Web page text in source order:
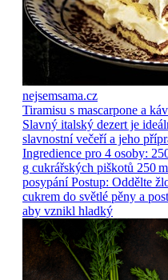
nejsemsama.cz
Tiramisu s mascarpone a
Slavný italský dezert je
slavnostní večeří a jeho
Ingredience pro 4 osoby:
g cukrářských piškotů 250
posypání Postup: Oddělte
cukrem do světlé pěny a
aby vznikl hladký